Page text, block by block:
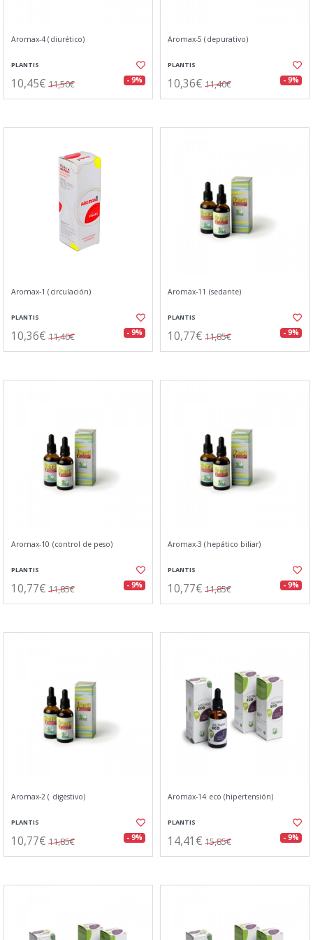
Aromax-4 (diurético)
PLANTIS
10,45€ 11,50€ - 9%
Aromax-5 (depurativo)
PLANTIS
10,36€ 11,40€ - 9%
Aromax-1 (circulación)
PLANTIS
10,36€ 11,40€ - 9%
Aromax-11 (sedante)
PLANTIS
10,77€ 11,85€ - 9%
Aromax-10 (control de peso)
PLANTIS
10,77€ 11,85€ - 9%
Aromax-3 (hepático biliar)
PLANTIS
10,77€ 11,85€ - 9%
Aromax-2 ( digestivo)
PLANTIS
10,77€ 11,85€ - 9%
Aromax-14 eco (hipertensión)
PLANTIS
14,41€ 15,85€ - 9%